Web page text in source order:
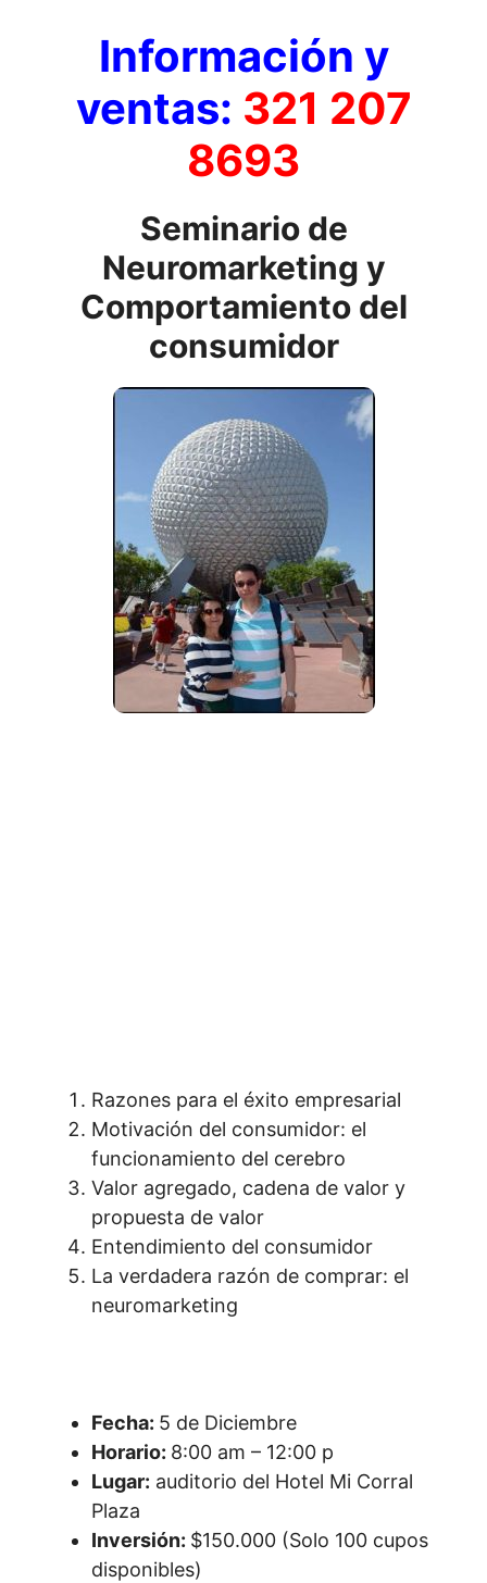
Información y
ventas: 321 207
8693
Seminario de
Neuromarketing y
Comportamiento del
consumidor
Razones para el éxito empresarial
Motivación del consumidor: el
funcionamiento del cerebro
Valor agregado, cadena de valor y
propuesta de valor
Entendimiento del consumidor
La verdadera razón de comprar: el
neuromarketing
Fecha: 5 de Diciembre
Horario: 8:00 am – 12:00 p
Lugar: auditorio del Hotel Mi Corral
Plaza
Inversión: $150.000 (Solo 100 cupos
disponibles)